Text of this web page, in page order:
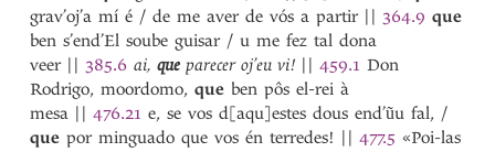
grav’oj’a mí é / de me aver de vós a partir || 364.9 que
ben s’end’El soube guisar / u me fez tal dona
veer || 385.6 ai,que parecer oj’eu vi! || 459.1 Don
Rodrigo, moordomo,que ben pôs el-rei à
mesa || 476.21 e, se vos d[aqu]estes dous end’ũu fal, /
que por minguado que vos én terredes! || 477.5 «Poi-las